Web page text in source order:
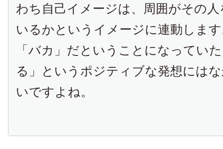
わち自己イメージは、周囲がその
いるかというイメージに連動しま
「バカ」だということになってい
る」というポジティブな発想には
いですよね。